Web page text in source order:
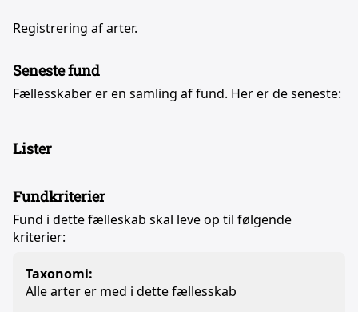
Registrering af arter.
Seneste fund
Fællesskaber er en samling af fund. Her er de seneste:
Lister
Fundkriterier
Fund i dette fælleskab skal leve op til følgende
kriterier:
Taxonomi:
Alle arter er med i dette fællesskab